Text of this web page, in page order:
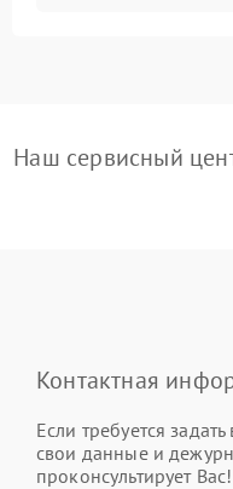
Наш сервисный
Контактная
Если требуется
свои данные и
проконсультирует Вас!